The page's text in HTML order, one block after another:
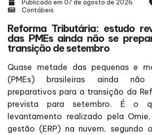
Publicado em 07 de agosto de 2026
Contábeis
Reforma Tributária: estudo
das PMEs ainda não se
transição de setembro
Quase metade das pequenas e
(PMEs) brasileiras ainda
preparativos para a transição da
prevista para setembro. É o
levantamento realizado pela
gestão (ERP) na nuvem, segundo